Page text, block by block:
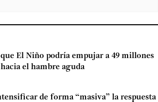
El Niño podría empujar a 49 millones
el hambre aguda
de forma “masiva” la respuesta